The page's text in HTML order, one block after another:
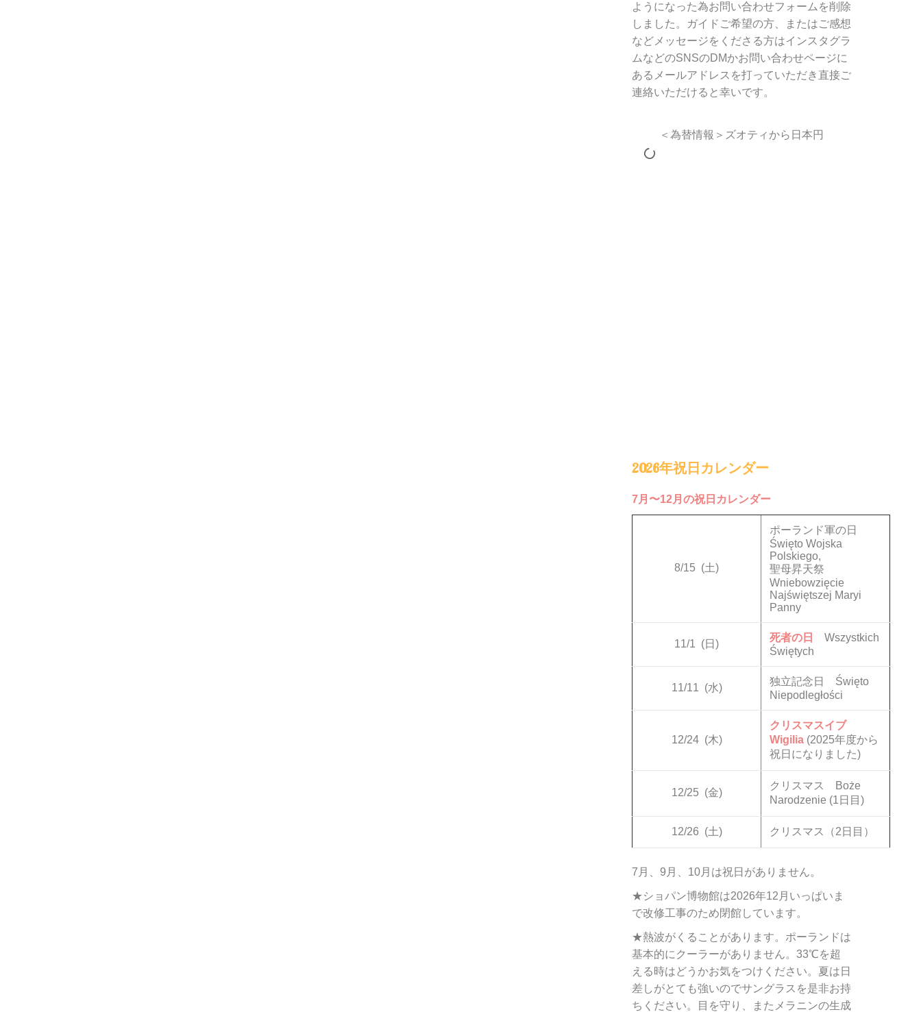
ようになった為お問い合わせフォームを削除
しました。ガイドご希望の方、またはご感想
などメッセージをくださる方はインスタグラ
ムなどのSNSのDMかお問い合わせページに
あるメールアドレスを打っていただき直接ご
連絡いただけると幸いです。
＜為替情報＞ズオティから日本円
2026年祝日カレンダー
7月〜12月の祝日カレンダー
8/15 (土)
ポーランド軍の日
Święto Wojska
Polskiego,
聖母昇天祭
Wniebowzięcie
Najświętszej Maryi
Panny
11/1 (日)
死者の日
Wszystkich
Świętych
11/11 (水)
独立記念日 Święto
Niepodległości
12/24 (木)
クリスマスイブ
Wigilia (2025年度から
祝日になりました)
12/25 (金)
クリスマス Boże
Narodzenie (1日目)
12/26 (土) クリスマス（2日目）
7月、9月、10月は祝日がありません。
★ショパン博物館は2026年12月いっぱいま
で改修工事のため閉館しています。
★熱波がくることがあります。ポーランドは
基本的にクーラーがありません。33℃を超
える時はどうかお気をつけください。夏は日
差しがとても強いのでサングラスを是非お持
ちください。目を守り、またメラニンの生成